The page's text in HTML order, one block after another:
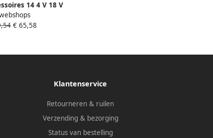
14 4 V 18 V
DEBDML808
€ 65,58
Klantenservice
Retourneren & ruilen
Verzending & bezorging
Status van bestelling